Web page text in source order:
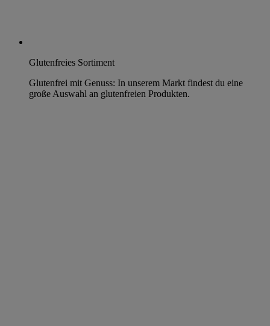
Glutenfreies Sortiment
Glutenfrei mit Genuss: In unserem Markt findest du eine
große Auswahl an glutenfreien Produkten.